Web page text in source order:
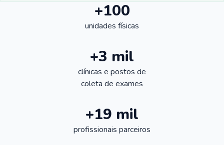
+100
unidades físicas
+3 mil
clínicas e postos de
coleta de exames
+19 mil
profissionais parceiros